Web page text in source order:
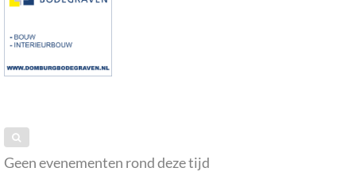
Geen evenementen rond deze tijd